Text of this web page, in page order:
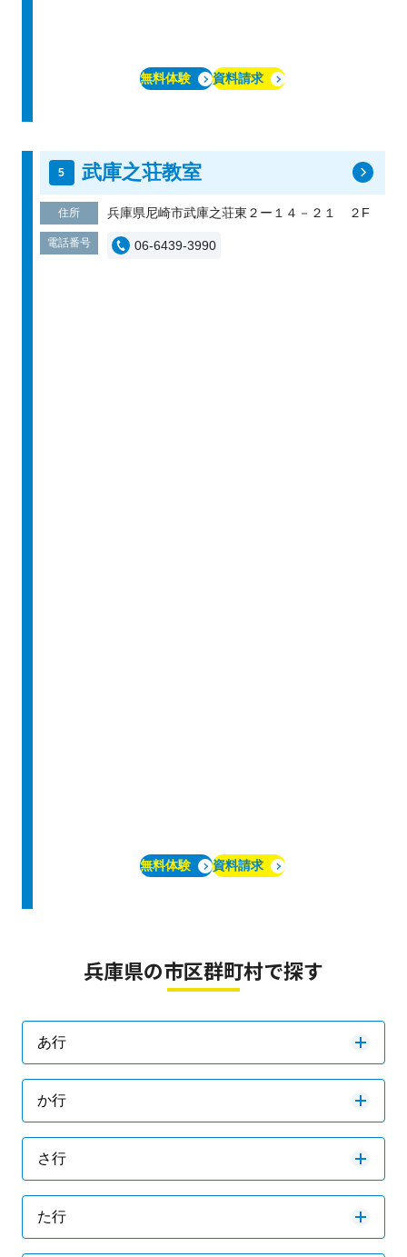
無料体験 資料請求
武庫之荘教室
住所 兵庫県尼崎市武庫之荘東２ー１４－２１ ２F
電話番号 06-6439-3990
無料体験 資料請求
兵庫県の市区群町村で探す
あ行
か行
さ行
た行